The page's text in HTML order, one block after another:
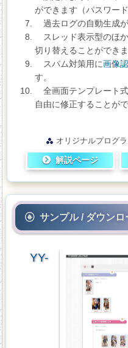
ができます（パスワー
過去ログの自動生成が
スレッド表示型のほ
切り替えることができま
スパム対策用に画像
す。
全画面テンプレート
自由に修正することがで
オリジナルプログ
解説ページ
サンプル / ダウンロ
YY-